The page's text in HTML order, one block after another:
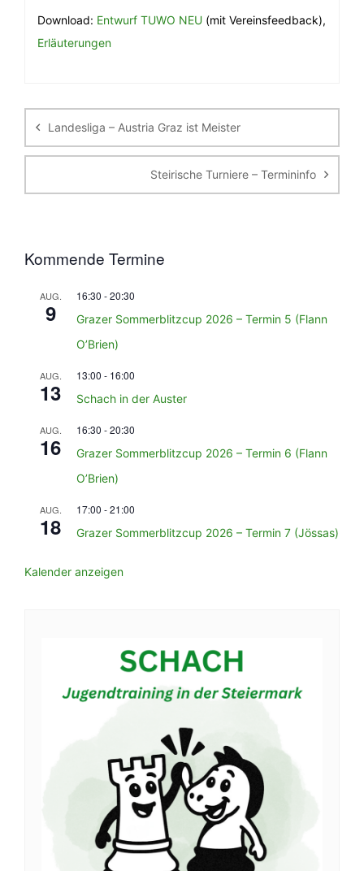
Download: Entwurf TUWO NEU (mit Vereinsfeedback),
Erläuterungen
Landesliga – Austria Graz ist Meister
Steirische Turniere – Termininfo
Kommende Termine
AUG.
9
16:30 -20:30
Grazer Sommerblitzcup 2026 – Termin 5 (Flann
O’Brien)
AUG.
13
13:00 - 16:00
Schach in der Auster
AUG.
16
16:30 -20:30
Grazer Sommerblitzcup 2026 – Termin 6 (Flann
O’Brien)
AUG.
18
17:00 -21:00
Grazer Sommerblitzcup 2026 – Termin 7 (Jössas)
Kalender anzeigen